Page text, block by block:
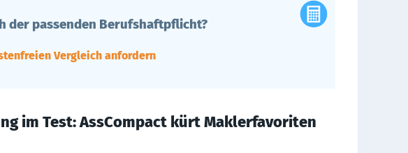
der passenden Berufshaftpflicht?
Vergleich anfordern
im Test: AssCompact kürt Maklerfavoriten